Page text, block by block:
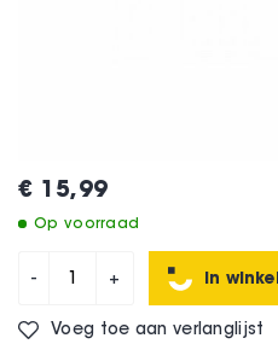
€ 15,99
Op voorraad
- + In
Voeg toe aan verlanglijst